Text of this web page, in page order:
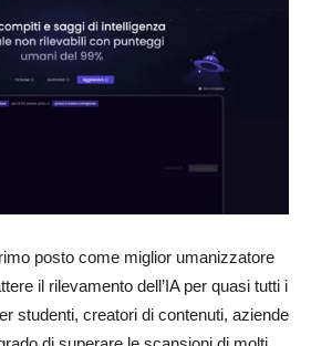
posto come miglior umanizzatore
il rilevamento dell’IA per quasi tutti i
studenti, creatori di contenuti, aziende